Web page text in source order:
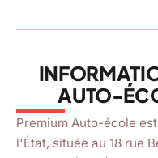
location_on18 rue Bernard
AUTO-
Premium Auto-école
l'État, située au 18 rue